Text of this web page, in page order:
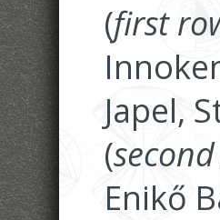
(first
Japel,
(
Enikő